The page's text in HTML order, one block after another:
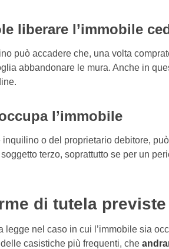
liberare l’immobile
può accadere che, una volta
abbandonare le mura. Anche in
l’immobile
o del proprietario debitore,
terzo, soprattutto se per un
di tutela
legge nel caso in cui l’immobile sia
casistiche più frequenti, che